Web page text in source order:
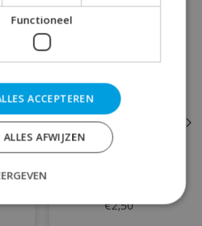
€2,50
Functioneel
ACCEPTEREN
ALLES AFWIJZEN